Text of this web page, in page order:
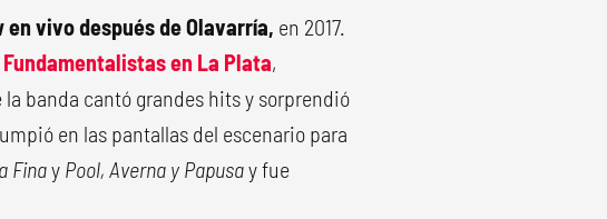
vivo después de Olavarría, en 2017.
en La Plata,
banda cantó grandes hits y sorprendió
en las pantallas del escenario para
Finay Pool, Averna y Papusay fue